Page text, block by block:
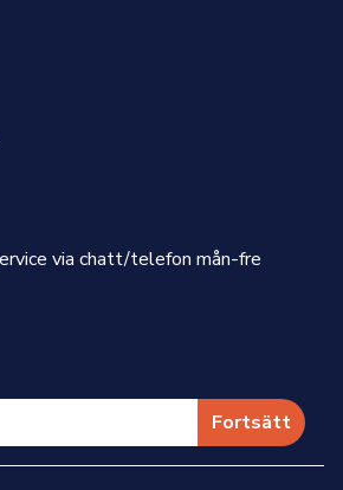
via chatt/telefon mån-fre
Fortsätt